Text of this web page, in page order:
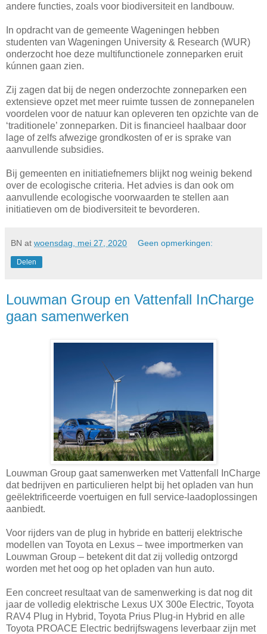
andere functies, zoals voor biodiversiteit en landbouw.
In opdracht van de gemeente Wageningen hebben
studenten van Wageningen University & Research (WUR)
onderzocht hoe deze multifunctionele zonneparken eruit
kúnnen gaan zien.
Zij zagen dat bij de negen onderzochte zonneparken een
extensieve opzet met meer ruimte tussen de zonnepanelen
voordelen voor de natuur kan opleveren ten opzichte van de
‘traditionele’ zonneparken. Dit is financieel haalbaar door
lage of zelfs afwezige grondkosten of er is sprake van
aanvullende subsidies.
Bij gemeenten en initiatiefnemers blijkt nog weinig bekend
over de ecologische criteria. Het advies is dan ook om
aanvullende ecologische voorwaarden te stellen aan
initiatieven om de biodiversiteit te bevorderen.
BN at woensdag, mei 27, 2020 Geen opmerkingen:
Delen
Louwman Group en Vattenfall InCharge
gaan samenwerken
Louwman Group gaat samenwerken met Vattenfall InCharge
dat bedrijven en particulieren helpt bij het opladen van hun
geëlektrificeerde voertuigen en full service-laadoplossingen
aanbiedt.
Voor rijders van de plug in hybride en batterij elektrische
modellen van Toyota en Lexus – twee importmerken van
Louwman Group – betekent dit dat zij volledig ontzorgd
worden met het oog op het opladen van hun auto.
Een concreet resultaat van de samenwerking is dat nog dit
jaar de volledig elektrische Lexus UX 300e Electric, Toyota
RAV4 Plug in Hybrid, Toyota Prius Plug-in Hybrid en alle
Toyota PROACE Electric bedrijfswagens leverbaar zijn met